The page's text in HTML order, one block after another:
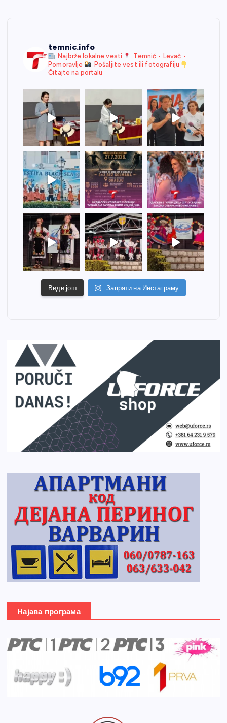
temnic.info
Najbrže lokalne vesti
Temnić • Levač •
Pomoravlje
Pošaljite vest ili fotografiju
Čitajte na portalu
Види још Запрати на Инстаграму
Најава програма